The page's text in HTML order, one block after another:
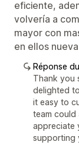
eficiente,
volvería a
mayor con
en ellos
Réponse
Thank you
delighted
it easy to
team could
appreciate
supporting